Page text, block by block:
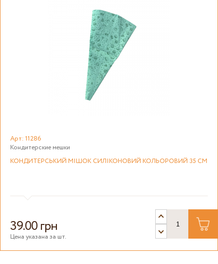
Арт: 11286
Кондитерские мешки
КОНДИТЕРСЬКИЙ МІШОК СИЛІКОНОВИЙ КОЛЬОРОВИЙ 35 СМ
39.00 грн
Цена указана за шт.